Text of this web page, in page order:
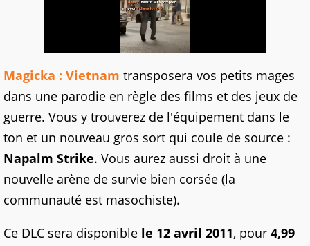
Magicka : Vietnam transposera vos petits mages
dans une parodie en règle des films et des jeux de
guerre. Vous y trouverez de l'équipement dans le
ton et un nouveau gros sort qui coule de source :
Napalm Strike. Vous aurez aussi droit à une
nouvelle arène de survie bien corsée (la
communauté est masochiste).
Ce DLC sera disponible le 12 avril 2011, pour 4,99